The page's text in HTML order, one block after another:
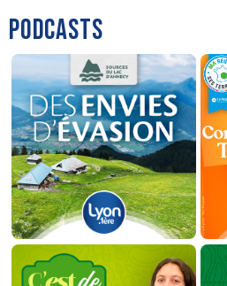
PODCASTS